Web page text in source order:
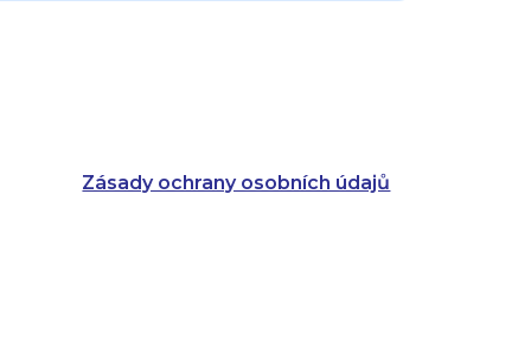
Zásady ochrany osobních údajů
8:00 - 14:30